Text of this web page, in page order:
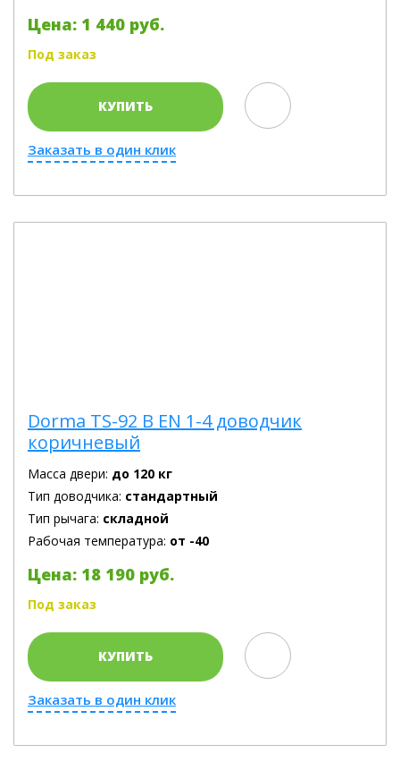
Цена: 1 440 руб.
Под заказ
КУПИТЬ
Заказать в один клик
Dorma TS-92 B EN 1-4 доводчик
коричневый
Масса двери: до 120 кг
Тип доводчика: стандартный
Тип рычага: складной
Рабочая температура: от -40
Цена: 18 190 руб.
Под заказ
КУПИТЬ
Заказать в один клик